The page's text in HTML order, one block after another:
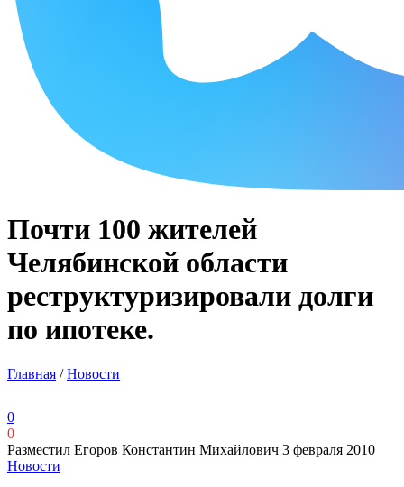
Почти 100 жителей
Челябинской области
реструктуризировали долги
по ипотеке.
Главная /Новости
0
0
Разместил Егоров Константин Михайлович 3 февраля 2010
Новости